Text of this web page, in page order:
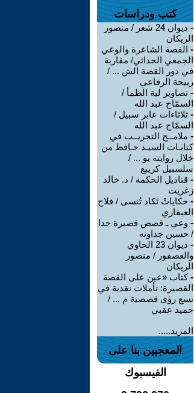
كتب ودراسات
-
ديوان 24 شعر / منصور
الريكان
- القصة الشاعرة والوعي
الجمعي الحداثي/ مقاربة
في دور القصة الش ... /
ربيحة الرفاعي
- تصاوير لية الظمأ /
السمّاح عبد الله
- ثلاثاءات عابر سبيل /
السمّاح عبد الله
- ملامــح التجريــب في
كتابـات السيـد حـافظ من
خلال روايته يو ... /
سلسبيل كريبع
- قناديل الحكمة / د. خالد
زغريت
- حكاياتْ تَكاد تُنسى / فلاح
العيفاري
- وعي ـ قصص قصيرة جدا
/ حسين جداونه
-
ديوان 23 الحاوي
والعصفور / منصور
الريكان
-كتاب «عين على القصة
القصيرة: تأملات نقدية في
تسع رؤى قصصية م ... /
حميد عقبي
المزيد.....
المعجبين بنا على
الفيسبوك